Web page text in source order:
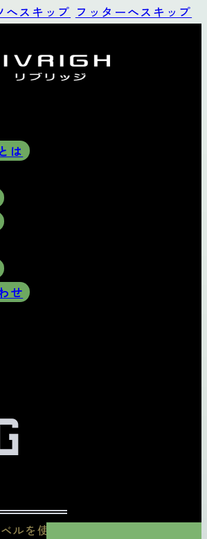
へスキップ フッターへスキップ
は
せ
ルを使った背中のトレーニ